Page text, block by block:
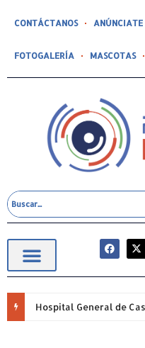
CONTÁCTANOS ANÚNCIATE
FOTOGALERÍA MASCOTAS